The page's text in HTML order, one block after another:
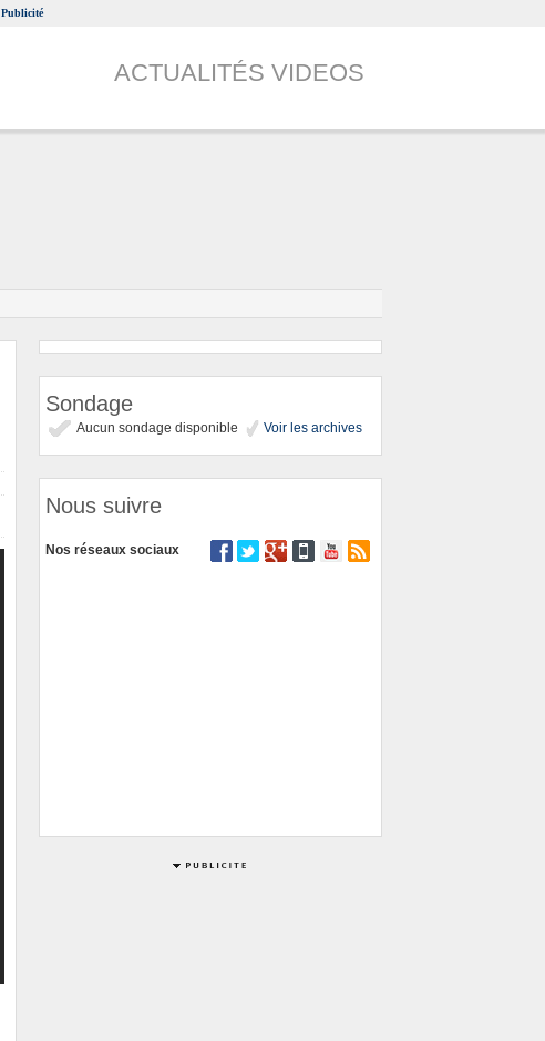
Publicité
ACTUALITÉS VIDEOS
Sondage
Aucun sondage disponible Voir les archives
Nous suivre
Nos réseaux sociaux